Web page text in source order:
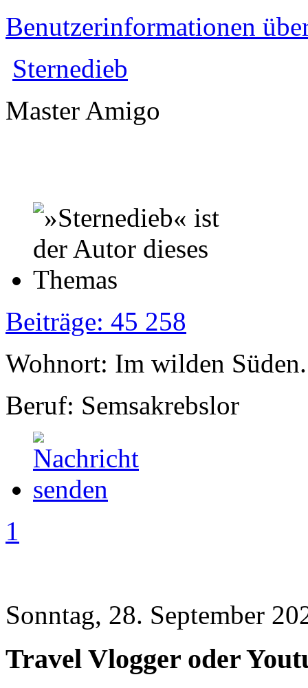
Benutzerinformationen
Sternedieb
Master Amigo
Beiträge: 45 258
Wohnort: Im wilden
Beruf: Semsakrebslor
1
Sonntag, 28. September
Travel Vlogger oder